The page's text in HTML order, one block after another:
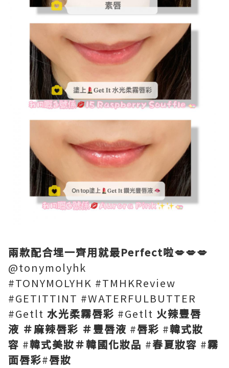
兩款配合埋一齊用就最Perfect啦💋💋💋
@tonymolyhk
#TONYMOLYHK #TMHKReview
#GETITTINT #WATERFULBUTTER
#Getlt 水光柔霧唇彩 #Getlt 火辣豐唇
液 ＃麻辣唇彩 ＃豐唇液 #唇彩 #韓式妝
容 #韓式美妝＃韓國化妝品 #春夏妝容 #霧
面唇彩#唇妝